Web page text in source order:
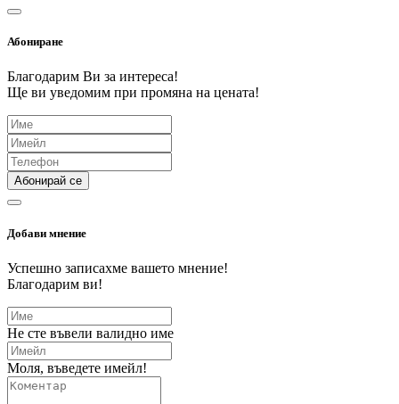
Абониране
Благодарим Ви за интереса!
Ще ви уведомим при промяна на цената!
Абонирай се
Добави мнение
Успешно записахме вашето мнение!
Благодарим ви!
Не сте въвели валидно име
Моля, въведете имейл!